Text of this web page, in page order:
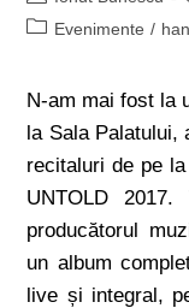
Evenimente /
N-am mai fost la
la Sala Palatului,
recitaluri de pe
UNTOLD
producătorul
un album
live și integral,